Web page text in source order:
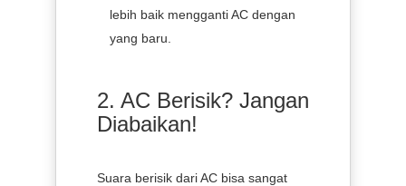
lebih baik mengganti AC dengan
yang baru.
2. AC Berisik? Jangan
Diabaikan!
Suara berisik dari AC bisa sangat